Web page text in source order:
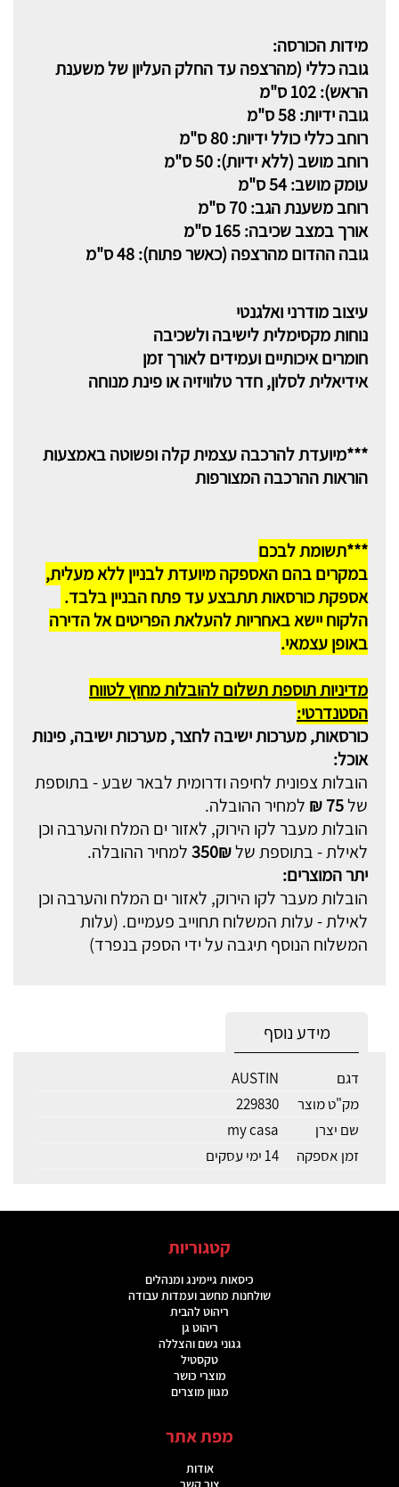
מידות הכורסה:
גובה כללי (מהרצפה עד החלק העליון של משענת
הראש): 102 ס"מ
גובה ידיות: 58 ס"מ
רוחב כללי כולל ידיות: 80 ס"מ
רוחב מושב (ללא ידיות): 50 ס"מ
עומק מושב: 54 ס"מ
רוחב משענת הגב: 70 ס"מ
אורך במצב שכיבה: 165 ס"מ
גובה ההדום מהרצפה (כאשר פתוח): 48 ס"מ
עיצוב מודרני ואלגנטי
נוחות מקסימלית לישיבה ולשכיבה
חומרים איכותיים ועמידים לאורך זמן
אידיאלית לסלון, חדר טלוויזיה או פינת מנוחה
***מיועדת להרכבה עצמית קלה ופשוטה באמצעות
הוראות ההרכבה המצורפות
***תשומת לבכם
במקרים בהם האספקה מיועדת לבניין ללא מעלית,
אספקת כורסאות תתבצע עד פתח הבניין בלבד.
הלקוח יישא באחריות להעלאת הפריטים אל הדירה
באופן עצמאי.
מדיניות תוספת תשלום להובלות מחוץ לטווח
הסטנדרטי:
כורסאות, מערכות ישיבה לחצר, מערכות ישיבה, פינות
אוכל:
הובלות צפונית לחיפה ודרומית לבאר שבע - בתוספת
של75 ₪
למחיר ההובלה.
הובלות מעבר לקו הירוק, לאזור ים המלח והערבה וכן
לאילת - בתוספת של350₪למחיר ההובלה.
יתר המוצרים:
הובלות מעבר לקו הירוק, לאזור ים המלח והערבה וכן
לאילת - עלות המשלוח תחוייב פעמיים. (עלות
המשלוח הנוסף תיגבה על ידי הספק בנפרד)
מידע נוסף
דגם
AUSTIN
מק"ט מוצר
229830
שם יצרן
my casa
זמן אספקה
14 ימי עסקים
קטגוריות
כיסאות גיימינג ומנהלים
שולחנות מחשב ועמדות עבודה
ריהוט להבית
ריהוט גן
גגוני גשם והצללה
טקסטיל
מוצרי כושר
מגוון מוצרים
מפת אתר
אודות